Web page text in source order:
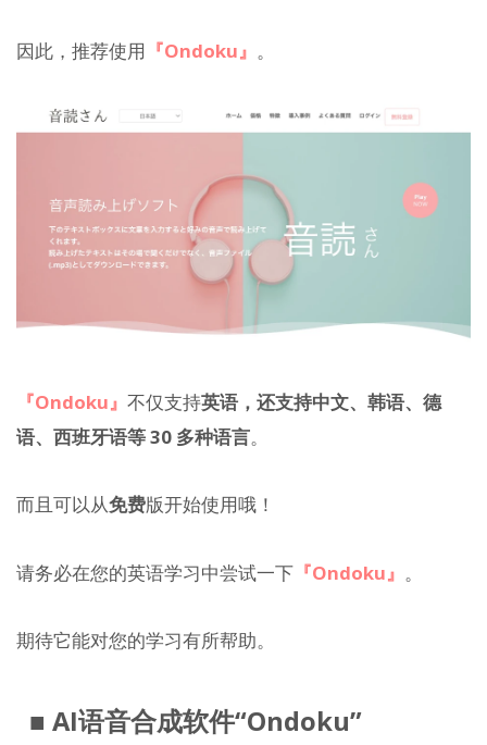
因此，推荐使用 『Ondoku』 。
『Ondoku』 不仅支持英语，还支持中文、韩语、德
语、西班牙语等 30 多种语言。
而且可以从免费版开始使用哦！
请务必在您的英语学习中尝试一下 『Ondoku』 。
期待它能对您的学习有所帮助。
■ AI语音合成软件“Ondoku”